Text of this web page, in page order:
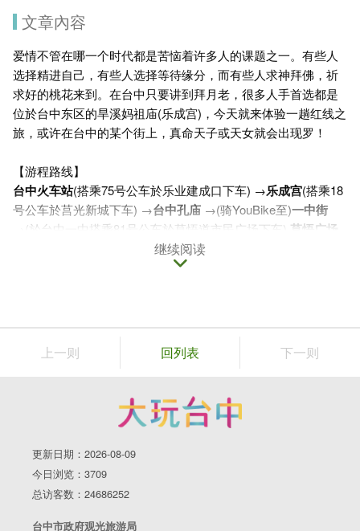
文章內容
爱情不管在哪一个时代都是苦恼着许多人的课题之一。有些人
选择精进自己，有些人选择等待缘分，而有些人求神拜佛，祈
求好的桃花来到。在台中只要讲到拜月老，很多人手首选都是
位於台中东区的旱溪妈祖庙(乐成宫)，今天就来体验一趟红线之
旅，或许在台中的某个街上，真命天子或天女就会出现罗！
【游程路线】
台中火车站(搭乘75号公车於乐业建成口下车) →乐成宫(搭乘18
号公车於莒光新城下车) →台中孔庙 →(骑YouBike至)一中街
→(於台中一中搭乘81号公车於草悟道市民广场下车) 草悟广场
市民广场勤美绿园道(骑YouBike至) →
而被称为「旱溪妈祖庙」，同时也因为其历史久远，可回推至
1753年，因此也被台中市文化资产处列为三级古蹟。九二一地
震时，曾导致庙里的石柱位移，部分屋顶倒塌等状况，後续申
庙里头月老灵验的缘故，吸引许多游客前来朝圣。乐成宫旁的
街道集结许多美食小吃，包含肉圆、米糕、隔间肉汤等，成了
地址：台中市东区旱溪街48号
继续阅读
上一则 回列表 下一则
更新日期：2026-08-09
今日浏览：3709
总访客数：24686252
台中市政府观光旅游局